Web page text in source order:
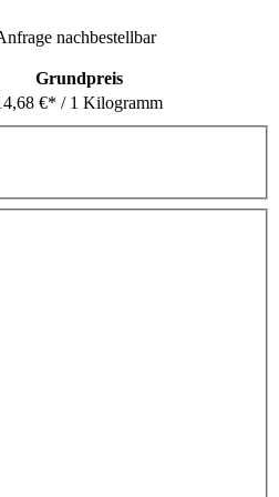
nachbestellbar
Grundpreis
€* / 1 Kilogramm